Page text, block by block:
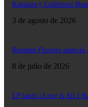
Kapanga y Guillermo
3 de agosto de 2026
Brandon Flowers anunció
8 de julio de 2026
LP lanzó «Love Is All I